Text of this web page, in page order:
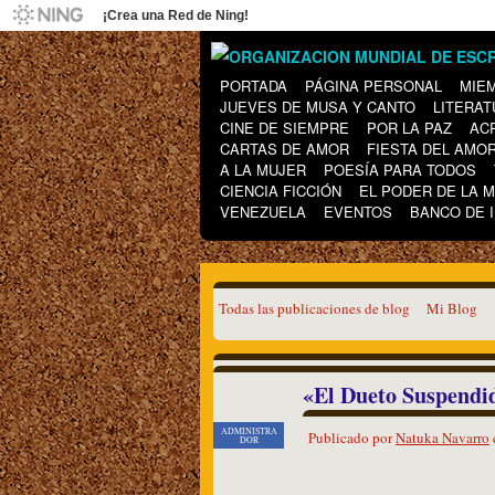
¡Crea una Red de Ning!
PORTADA PÁGINA PERSONAL
JUEVES DE MUSA Y CANTO
CINE DE SIEMPRE
POR LA PAZ
CARTAS DE AMOR
FIESTA DEL
A LA MUJER
POESÍA PARA TODOS
CIENCIA FICCIÓN
EL PODER DE LA
VENEZUELA
EVENTOS BANCO DE
Todas las publicaciones de blog Mi Blog
ADMINISTRA
DOR
«El Dueto
Publicado porNatuka Navarro